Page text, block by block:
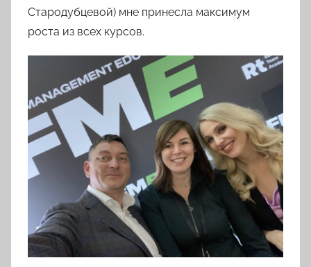
Стародубцевой) мне принесла максимум
роста из всех курсов.